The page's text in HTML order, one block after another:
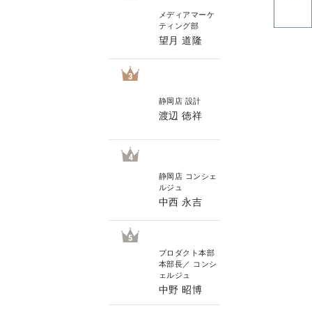
メディアマーケ
ティング部
望月 道隆
3
静岡店 設計
渡辺 徳祥
4
静岡店 コンシェ
ルジュ
中西 永吉
5
プロダクト本部
本部長／ コンシ
ェルジュ
中野 昭博